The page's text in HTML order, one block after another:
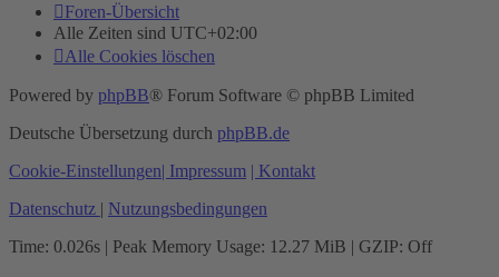
Foren-Übersicht
Alle Zeiten sind UTC+02:00
Alle Cookies löschen
Powered by phpBB® Forum Software © phpBB Limited
Deutsche Übersetzung durch phpBB.de
Cookie-Einstellungen| Impressum | Kontakt
Datenschutz | Nutzungsbedingungen
Time: 0.026s | Peak Memory Usage: 12.27 MiB | GZIP: Off